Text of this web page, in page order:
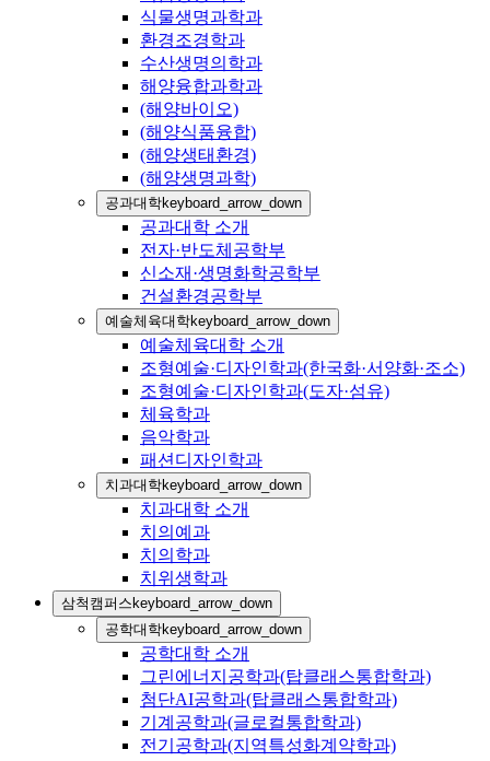
식물생명과학과
환경조경학과
수산생명의학과
해양융합과학과
(해양바이오)
(해양식품융합)
(해양생태환경)
(해양생명과학)
공과대학keyboard_arrow_down
공과대학 소개
전자·반도체공학부
신소재·생명화학공학부
건설환경공학부
예술체육대학keyboard_arrow_down
예술체육대학 소개
조형예술·디자인학과(한국화·서양화·조소)
조형예술·디자인학과(도자·섬유)
체육학과
음악학과
패션디자인학과
치과대학keyboard_arrow_down
치과대학 소개
치의예과
치의학과
치위생학과
삼척캠퍼스keyboard_arrow_down
공학대학keyboard_arrow_down
공학대학 소개
그린에너지공학과(탑클래스통합학과)
첨단AI공학과(탑클래스통합학과)
기계공학과(글로컬통합학과)
전기공학과(지역특성화계약학과)